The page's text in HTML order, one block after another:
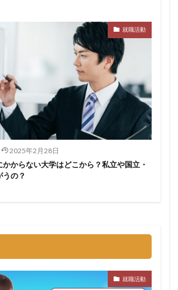
就職活動
2025年2月28日
からない大学はどこから？私立や国立・
の？
就職活動
20代
2025卒
2024卒
1年目
1ヵ月未満
CAREER DYM就職
Sier
Re就活
Premiumスカウト
OfferBox
NNT
Maenomery
JAIC
ける
やり方